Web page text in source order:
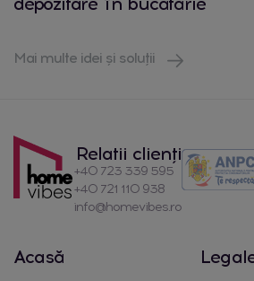
Mai multe idei și soluții
Relatii clienți
+40 723 339 595
+40 721 110 938
info@homevibes.ro
Acasă